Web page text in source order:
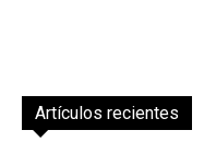
Artículos recientes